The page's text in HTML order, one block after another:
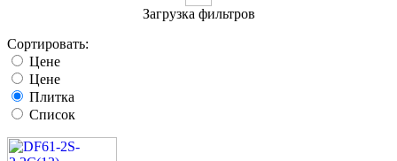
Загрузка фильтров
Сортировать:
Цене
Цене
Плитка
Список